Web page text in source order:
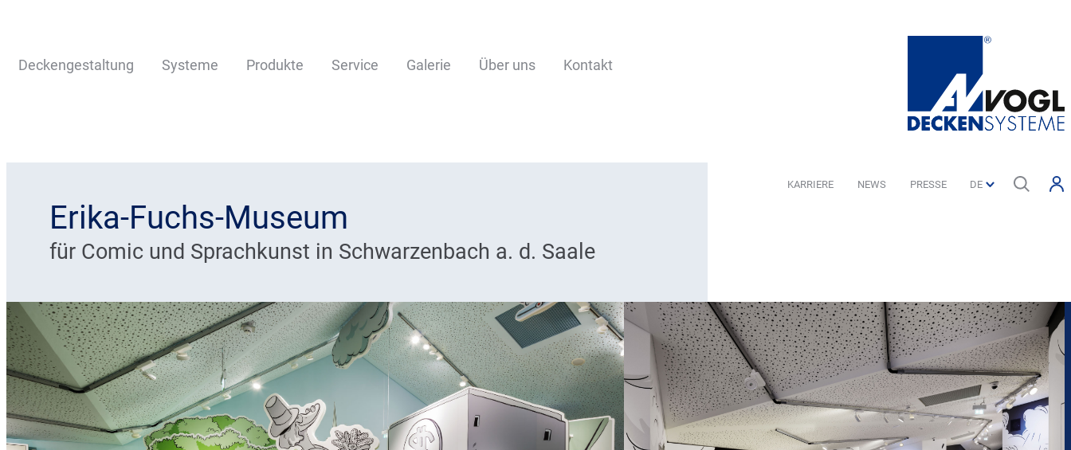
Deckengestaltung Systeme Produkte Service Galerie Über uns Kontakt
KARRIERE NEWS PRESSE
Erika-Fuchs-Museum
für Comic und Sprachkunst in Schwarzenbach a. d. Saale